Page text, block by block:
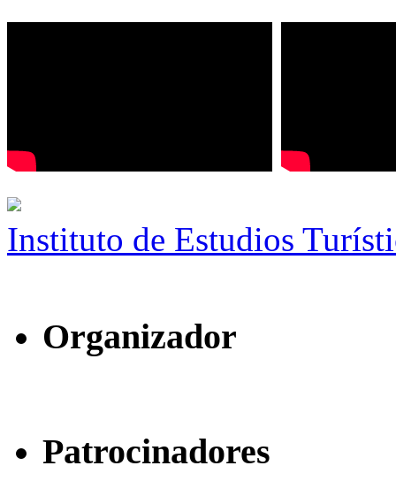
Instituto de Estudios
Organizador
Patrocinadores